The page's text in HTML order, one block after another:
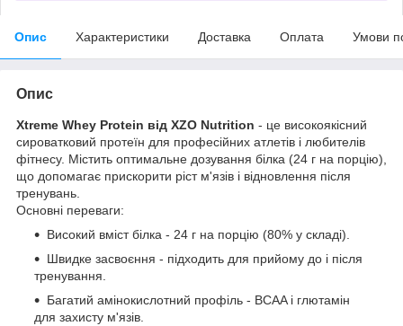
Опис Характеристики Доставка Оплата Умови
Опис
Xtreme Whey Protein від XZO Nutrition - це високоякісний
сироватковий протеїн для професійних атлетів і любителів
фітнесу. Містить оптимальне дозування білка (24 г на порцію),
що допомагає прискорити ріст м'язів і відновлення після
тренувань.
Основні переваги:
Високий вміст білка - 24 г на порцію (80% у складі).
Швидке засвоєння - підходить для прийому до і після
тренування.
Багатий амінокислотний профіль - BCAA і глютамін
для захисту м'язів.